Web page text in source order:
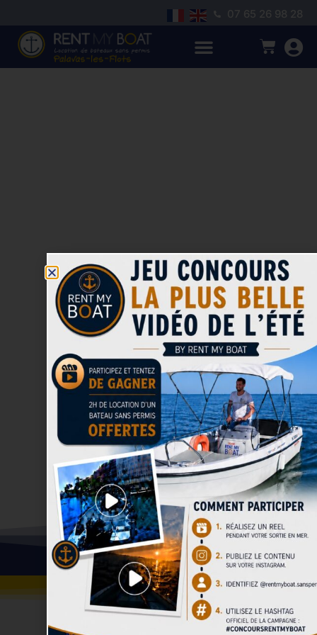
07 65 26 98 28
Glacière + pain
de glace
RÉSERVER